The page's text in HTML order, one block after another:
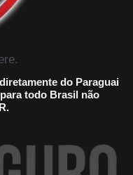
do Paraguai
todo Brasil não